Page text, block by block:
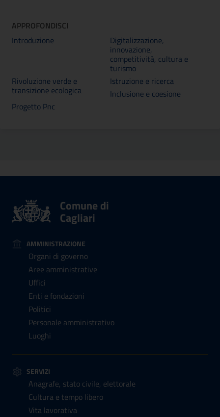
APPROFONDISCI
Introduzione
Digitalizzazione,
innovazione,
competitività, cultura e
turismo
Rivoluzione verde e
transizione ecologica
Istruzione e ricerca
Inclusione e coesione
Progetto Pnc
Comune di
Cagliari
AMMINISTRAZIONE
Organi di governo
Aree amministrative
Uffici
Enti e fondazioni
Politici
Personale amministrativo
Luoghi
SERVIZI
Anagrafe, stato civile, elettorale
Cultura e tempo libero
Vita lavorativa